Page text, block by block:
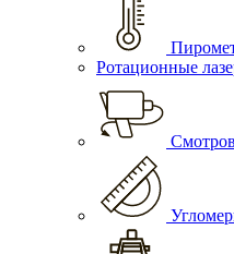
Ротационные